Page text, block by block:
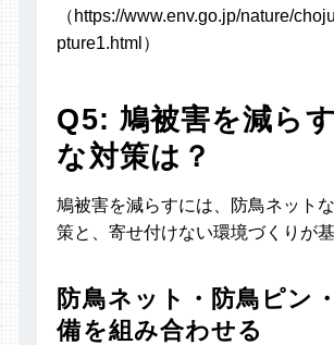
（https://www.env.go.jp/nature/
pture1.html）
Q5: 鳩被害を減ら
な対策は？
鳩被害を減らすには、防鳥ネット
策と、寄せ付けない環境づくりが基
防鳥ネット・防鳥ピン
備を組み合わせる